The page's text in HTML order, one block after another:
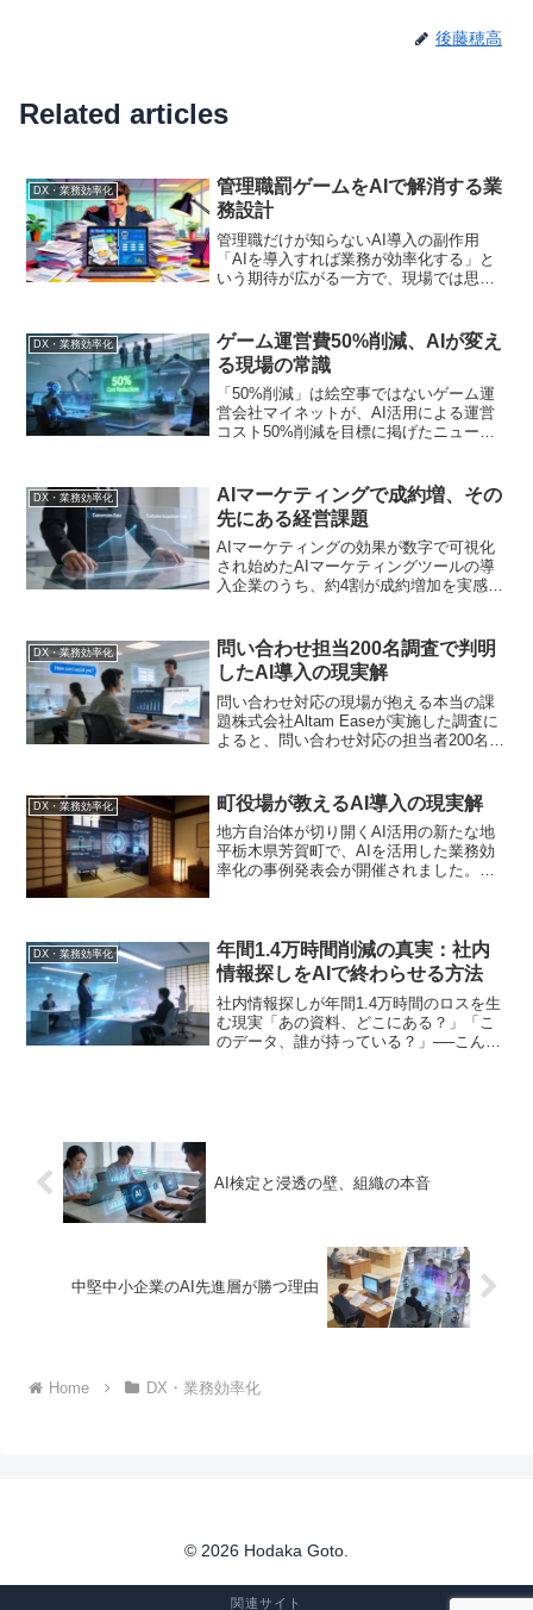
後藤穂高
Related articles
DX・業務効率化
管理職罰ゲームをAIで解消する業
務設計
管理職だけが知らないAI導入の副作用
「AIを導入すれば業務が効率化する」と
いう期待が広がる一方で、現場では思わ
ジネス電子版の記事「AI活用は『管理職
罰ゲーム』解消から」...
DX・業務効率化
ゲーム運営費50%削減、AIが変え
る現場の常識
「50%削減」は絵空事ではないゲーム運
営会社マイネットが、AI活用による運営
コスト50%削減を目標に掲げたニュース
が製造現場向けAIソリューションで協業
開始。AIが「...
DX・業務効率化
AIマーケティングで成約増、その
先にある経営課題
AIマーケティングの効果が数字で可視化
され始めたAIマーケティングツールの導
入企業のうち、約4割が成約増加を実感し
ティング領域でのAI活用は着実に成果を
上げ始めています...
DX・業務効率化
問い合わせ担当200名調査で判明
したAI導入の現実解
問い合わせ対応の現場が抱える本当の課
題株式会社Altam Easeが実施した調査に
よると、問い合わせ対応の担当者200名の
かになりました。この調査結果は、単な
る「AI...
DX・業務効率化 町役場が教えるAI導入の現実解
地方自治体が切り開くAI活用の新たな地
平栃木県芳賀町で、AIを活用した業務効
率化の事例発表会が開催されました。一
にしてAIを実戦投入...
DX・業務効率化
年間1.4万時間削減の真実：社内
情報探しをAIで終わらせる方法
社内情報探しが年間1.4万時間のロスを生
む現実「あの資料、どこにある？」「こ
のデータ、誰が持っている？」──こんな
AI検定と浸透の壁、組織の本音
中堅中小企業のAI先進層が勝つ理由
Home DX・業務効率化
© 2026 Hodaka Goto.
関連サイト